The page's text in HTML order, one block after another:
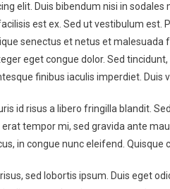
elit. Duis bibendum nisi in
est ex. Sed ut vestibulum est.
senectus et netus et malesuada
eget congue dolor. Sed
finibus iaculis imperdiet. Duis
id risus a libero fringilla blandit.
tempor mi, sed gravida ante
in congue nunc eleifend. Quisque
sed lobortis ipsum. Duis eget